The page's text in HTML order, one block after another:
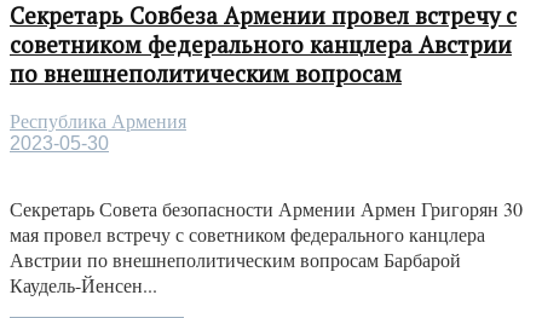
Секретарь Совбеза Армении провел встречу с
советником федерального канцлера Австрии
по внешнеполитическим вопросам
Республика Армения
2023-05-30
Секретарь Совета безопасности Армении Армен Григорян 30
мая провел встречу с советником федерального канцлера
Австрии по внешнеполитическим вопросам Барбарой
Каудель-Йенсен...